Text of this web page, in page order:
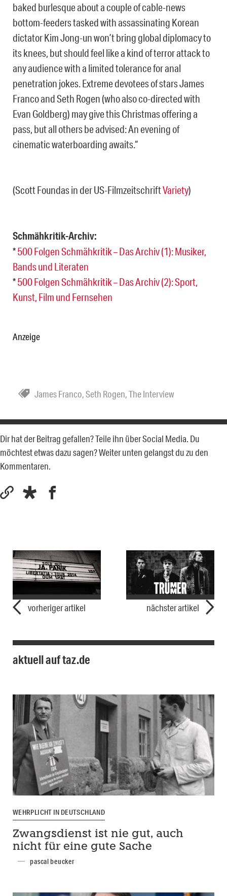
baked burlesque about a couple of cable-news
bottom-feeders tasked with assassinating Korean
dictator Kim Jong-un won’t bring global diplomacy to
its knees, but should feel like a kind of terror attack to
any audience with a limited tolerance for anal
penetration jokes. Extreme devotees of stars James
Franco and Seth Rogen (who also co-directed with
Evan Goldberg) may give this Christmas offering a
pass, but all others be advised: An evening of
cinematic waterboarding awaits.“
(Scott Foundas in der US-FilmzeitschriftVariety)
Schmähkritik-Archiv:
*500 Folgen Schmähkritik – Das Archiv (1): Musiker,
Bands und Literaten
*500 Folgen Schmähkritik – Das Archiv (2): Sport,
Kunst, Film und Fernsehen
Anzeige
James Franco,Seth Rogen,The Interview
Dir hat der Beitrag gefallen? Teile ihn über Social Media. Du
möchtest etwas dazu sagen? Weiter unten gelangst du zu den
Kommentaren.
vorheriger artikel nächster artikel
aktuell auf taz.de
WEHRPLICHT IN DEUTSCHLAND
Zwangsdienst ist nie gut, auch
nicht für eine gute Sache
pascal beucker